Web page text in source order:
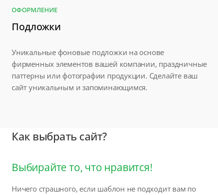
ОФОРМЛЕНИЕ
Подложки
Уникальные фоновые подложки на основе
фирменных элементов вашей компании, праздничные
паттерны или фотографии продукции. Сделайте ваш
сайт уникальным и запоминающимся.
Как выбрать сайт?
Выбирайте то, что нравится!
Ничего страшного, если шаблон не подходит вам по